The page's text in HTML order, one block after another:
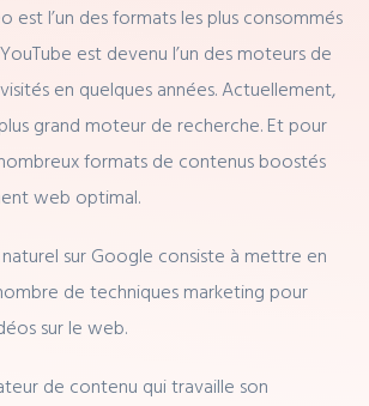
est l’un des formats les plus consommés
est devenu l’un des moteurs de
en quelques années. Actuellement,
grand moteur de recherche. Et pour
formats de contenus boostés
web optimal.
sur Google consiste à mettre en
de techniques marketing pour
sur le web.
de contenu qui travaille son